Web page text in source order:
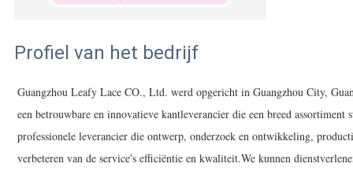
Profiel van het bedrijf
Guangzhou Leafy Lace CO., Ltd. werd opgericht in Guangzhou City,
een betrouwbare en innovatieve kantleverancier die een breed
professionele leverancier die ontwerp, onderzoek en ontwikkeling,
verbeteren van de service's efficiëntie en kwaliteit.We kunnen